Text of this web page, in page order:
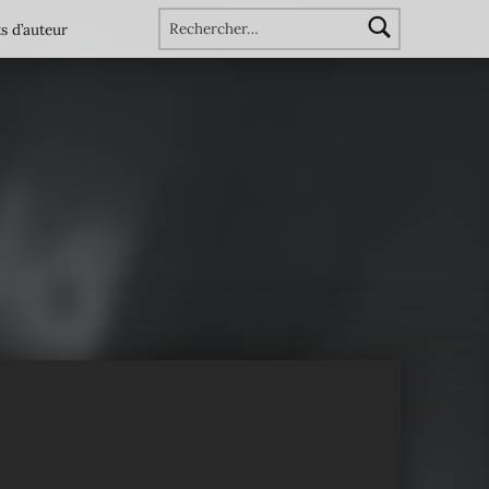
Rechercher :
d’auteur